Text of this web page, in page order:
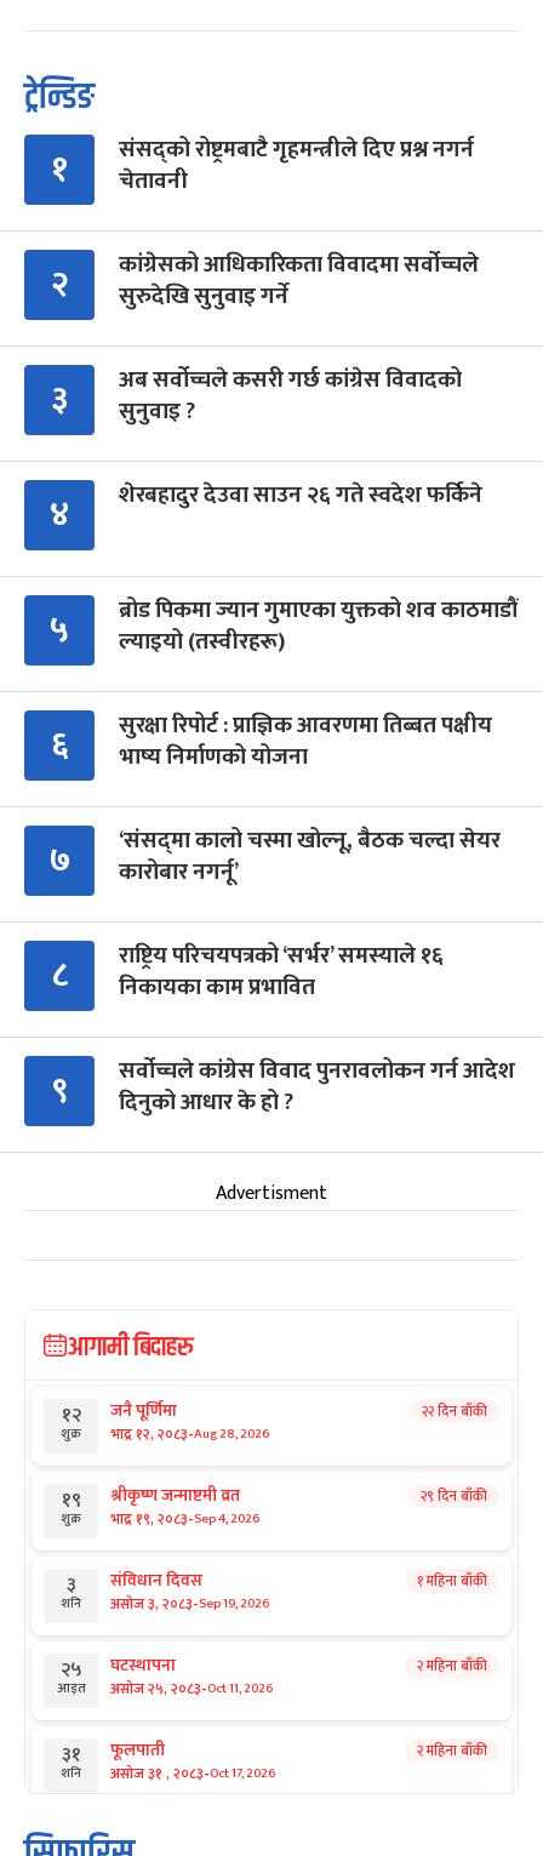
ट्रेन्डिङ
१
संसद्को रोष्ट्रमबाटै गृहमन्त्रीले दिए प्रश्न नगर्न
चेतावनी
२
कांग्रेसको आधिकारिकता विवादमा सर्वोच्चले
सुरुदेखि सुनुवाइ गर्ने
३
अब सर्वोच्चले कसरी गर्छ कांग्रेस विवादको
सुनुवाइ ?
४ शेरबहादुर देउवा साउन २६ गते स्वदेश फर्किने
५
ब्रोड पिकमा ज्यान गुमाएका युक्तको शव काठमाडौं
ल्याइयो (तस्वीरहरू)
६
सुरक्षा रिपोर्ट : प्राज्ञिक आवरणमा तिब्बत पक्षीय
भाष्य निर्माणको योजना
७
‘संसद्‍मा कालो चस्मा खोल्नू, बैठक चल्दा सेयर
कारोबार नगर्नू’
८
राष्ट्रिय परिचयपत्रको ‘सर्भर’ समस्याले १६
निकायका काम प्रभावित
९
सर्वोच्चले कांग्रेस विवाद पुनरावलोकन गर्न आदेश
दिनुको आधार के हो ?
Advertisment
आगामी बिदाहरु
१२
शुक्र
जनै पूर्णिमा
भाद्र १२, २०८३-Aug 28, 2026
२२ दिन बाँकी
१९
शुक्र
श्रीकृष्ण जन्माष्टमी व्रत
भाद्र १९, २०८३-Sep 4, 2026
२९ दिन बाँकी
३
शनि
संविधान दिवस
असोज ३, २०८३-Sep 19, 2026
१ महिना बाँकी
२५
आइत
घटस्थापना
असोज २५, २०८३-Oct 11, 2026
२ महिना बाँकी
३१
शनि
फूलपाती
असोज ३१ , २०८३-Oct 17, 2026
२ महिना बाँकी
१ कार्तिक सङ्क्रान्ति